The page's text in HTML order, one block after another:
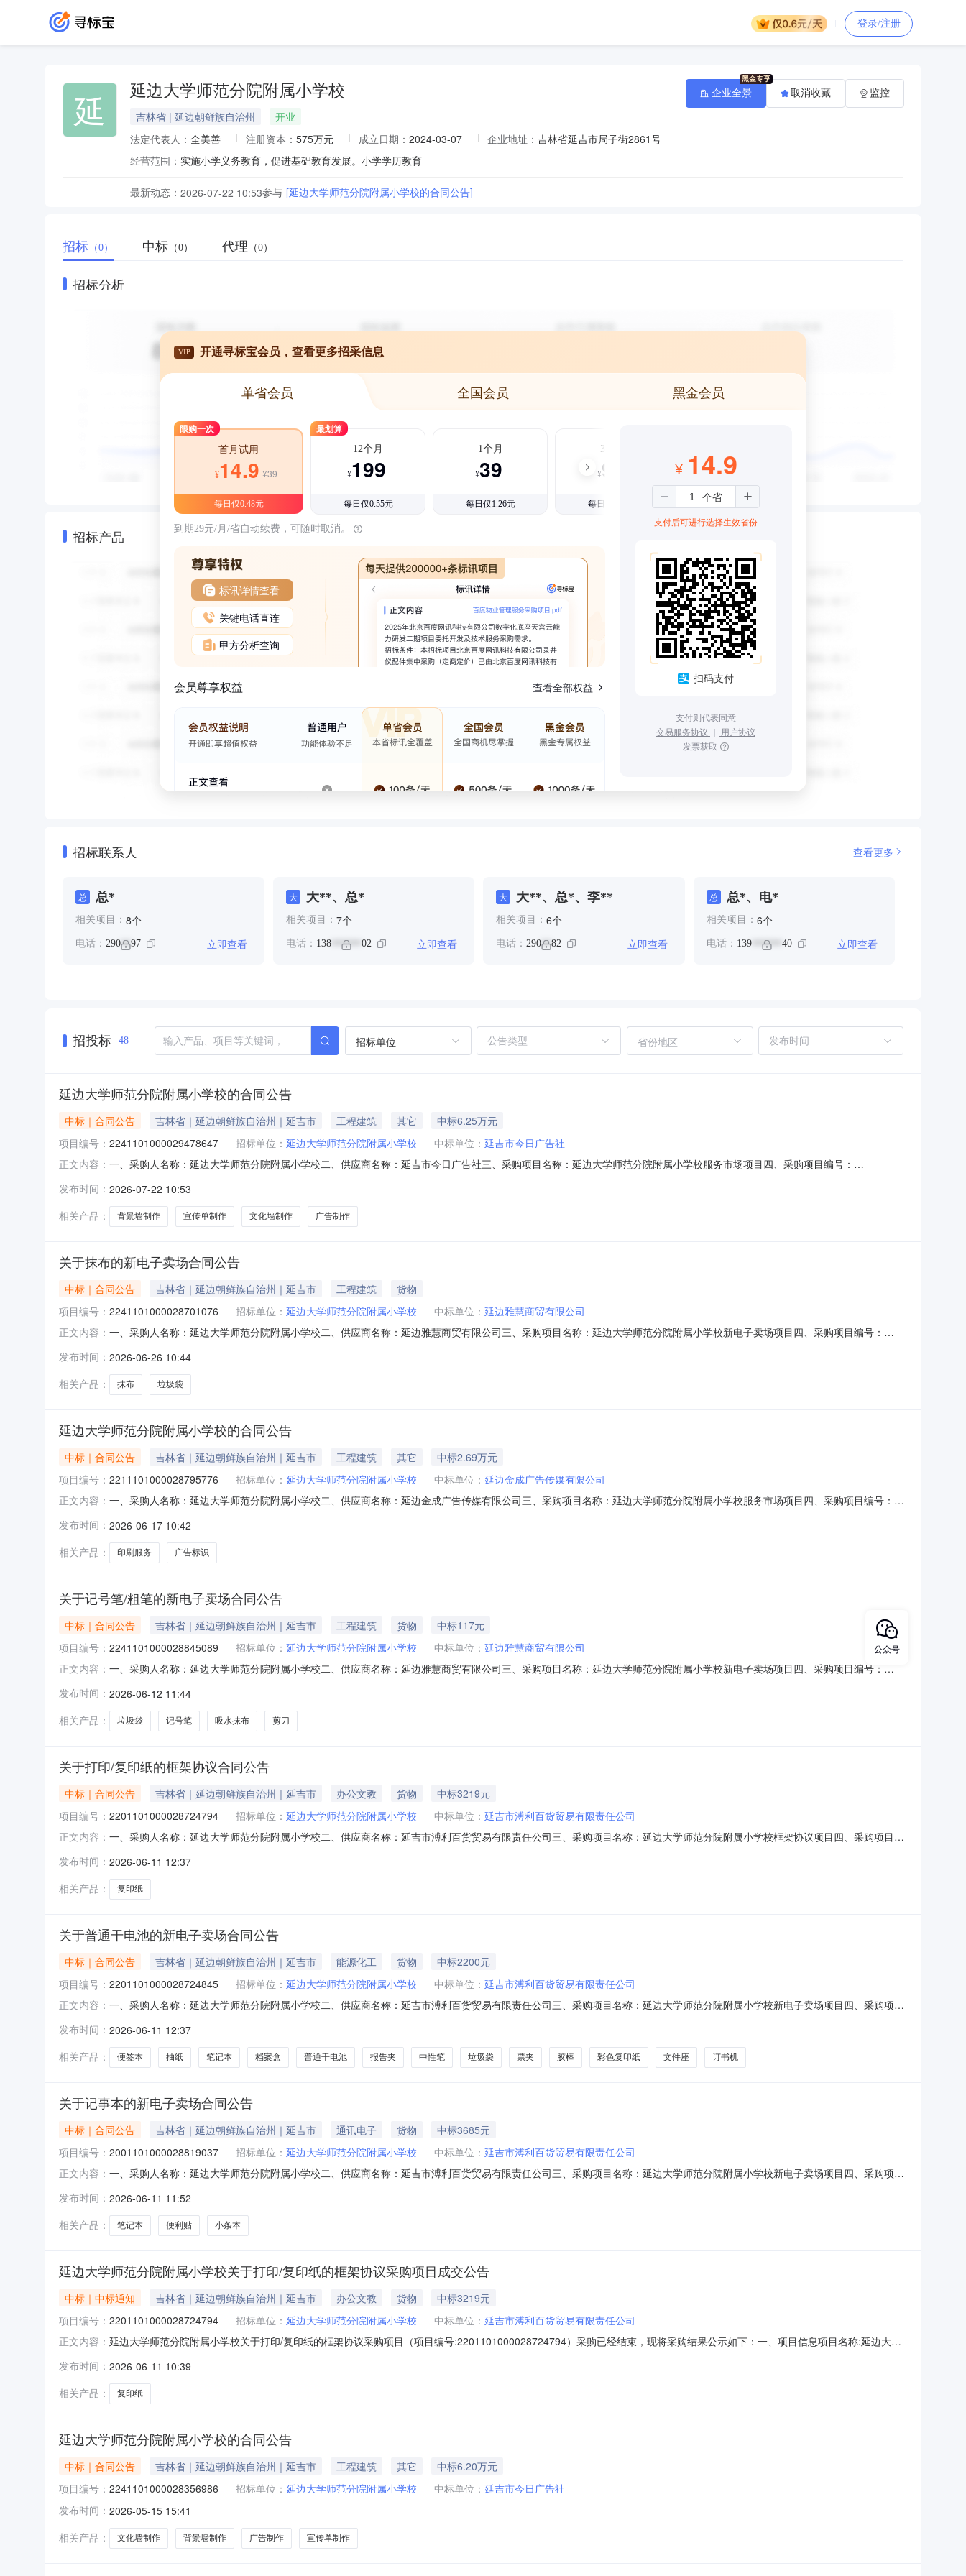
登录/注册
延 延边大学师范分院附属小学校
吉林省 | 延边朝鲜族自治州
开业
法定代表人： 全美善 注册资本： 575万元 成立日期： 2024-03-07 企业地址： 吉林省延吉市局子街2861号
经营范围： 实施小学义务教育，促进基础教育发展。小学学历教育
最新动态： 2026-07-22 10:53参与 [延边大学师范分院附属小学校的合同公告]
企业全景 取消收藏 监控
招标 （0） 中标 （0） 代理 （0）
招标分析
招标产品
VIP 开通寻标宝会员，查看更多招采信息
单省会员 全国会员 黑金会员
限购一次
首月试用
¥14.9 ¥39
每日仅0.48元
最划算
12个月
¥199
每日仅0.55元
1个月
¥39
每日仅1.26元
3个月
¥99
每日仅1.08元
到期29元/月/省自动续费，可随时取消。
标讯详情查看
关键电话直连
甲方分析查询
会员尊享权益 查看全部权益
¥ 14.9
支付后可进行选择生效省份
扫码支付
支付则代表同意
交易服务协议 ｜ 用户协议
发票获取
招标联系人 查看更多
总 总*
相关项目： 8个
电话： 290**97 立即查看
大 大**、总*
相关项目： 7个
电话： 138****** 02 立即查看
大 大**、总*、李**
相关项目： 6个
电话： 290**82 立即查看
总 总*、电*
相关项目： 6个
电话： 139****** 40 立即查看
招投标 48 招标单位 省份地区
延边大学师范分院附属小学校的合同公告
中标｜合同公告 吉林省｜延边朝鲜族自治州｜延吉市 工程建筑 其它
中标6.25万元
项目编号： 2241101000029478647 招标单位： 延边大学师范分院附属小学校 中标单位： 延吉市今日广告社
正文内容： 一、采购人名称：延边大学师范分院附属小学校二、供应商名称：延吉市今日广告社三、采购项目名称：延边大学师范分院附属小学校服务市场项目四、采购项目编号：
制作、背景墙制作、宣传单、广告制作服务等详见附件面议1.006250462504服务要求或标的基本概况：七、其它事项：详见附件中的合同文件八、联系方式1、采购人名称：延边大
学师
发布时间： 2026-07-22 10:53
相关产品：
背景墙制作 宣传单制作 文化墙制作 广告制作
关于抹布的新电子卖场合同公告
中标｜合同公告 吉林省｜延边朝鲜族自治州｜延吉市 工程建筑
货物
项目编号： 2241101000028701076 招标单位： 延边大学师范分院附属小学校 中标单位： 延边雅慧商贸有限公司
正文内容： 一、采购人名称：延边大学师范分院附属小学校二、供应商名称：延边雅慧商贸有限公司三、采购项目名称：延边大学师范分院附属小学校新电子卖场项目四、采购项目编号：
雅HC052871抹布美丽雅/MARYYAHC052871包16.0081283妙洁抽绳束口垃圾袋垃圾袋妙洁/magic抽绳束口垃圾袋件3.001236
发布时间： 2026-06-26 10:44
相关产品：
抹布 垃圾袋
延边大学师范分院附属小学校的合同公告
中标｜合同公告 吉林省｜延边朝鲜族自治州｜延吉市 工程建筑 其它
中标2.69万元
项目编号： 2211101000028795776 招标单位： 延边大学师范分院附属小学校 中标单位： 延边金成广告传媒有限公司
正文内容： 一、采购人名称：延边大学师范分院附属小学校二、供应商名称：延边金成广告传媒有限公司三、采购项目名称：延边大学师范分院附属小学校服务市场项目四、采购项目编号：
服务要求或标的基本概况：七、其它事项：详见附件中的合同文件八、联系方式1、采购人名称：延边大学师范分院附属小学校联系人：大队部联系电话：138443870
发布时间： 2026-06-17 10:42
相关产品：
印刷服务 广告标识
关于记号笔/粗笔的新电子卖场合同公告
中标｜合同公告 吉林省｜延边朝鲜族自治州｜延吉市 工程建筑 货物
中标117元
项目编号： 2241101000028845089 招标单位： 延边大学师范分院附属小学校 中标单位： 延边雅慧商贸有限公司
正文内容： 一、采购人名称：延边大学师范分院附属小学校二、供应商名称：延边雅慧商贸有限公司三、采购项目名称：延边大学师范分院附属小学校新电子卖场项目四、采购项目编号：
得力6027剪刀得力/deli6027把3.009273妙洁抽绳束口垃圾袋垃圾袋妙洁/magic抽绳束口垃圾袋件4.0012484得力LQ392得力
发布时间： 2026-06-12 11:44
相关产品：
垃圾袋 记号笔 吸水抹布 剪刀
关于打印/复印纸的框架协议合同公告
中标｜合同公告 吉林省｜延边朝鲜族自治州｜延吉市 办公文教 货物
中标3219元
项目编号： 2201101000028724794 招标单位： 延边大学师范分院附属小学校 中标单位： 延吉市溥利百货贸易有限责任公司
正文内容： 一、采购人名称：延边大学师范分院附属小学校二、供应商名称：延吉市溥利百货贸易有限责任公司三、采购项目名称：延边大学师范分院附属小学校框架协议项目四、采购项目编
37.00873219服务要求或标的基本概况：七、其它事项：无八、联系方式1、采购人名称：延边大学师范分院附属小学校联系人：大队部联系电话：18004
发布时间： 2026-06-11 12:37
相关产品：
复印纸
关于普通干电池的新电子卖场合同公告
中标｜合同公告 吉林省｜延边朝鲜族自治州｜延吉市 能源化工 货物
中标2200元
项目编号： 2201101000028724845 招标单位： 延边大学师范分院附属小学校 中标单位： 延吉市溥利百货贸易有限责任公司
正文内容： 一、采购人名称：延边大学师范分院附属小学校二、供应商名称：延吉市溥利百货贸易有限责任公司三、采购项目名称：延边大学师范分院附属小学校新电子卖场项目四、采购项目
孚/NANFU聚环能7号碱性电池件3.00401202南孚聚环能7号碱性电池普通干电池南孚/NANFU聚环能7号碱性电池件6.005303易利丰70gA4彩色复印纸/彩
发布时间： 2026-06-11 12:37
相关产品：
便签本 抽纸 笔记本 档案盒 普通干电池 报告夹 中性笔 垃圾袋 票夹 胶棒 彩色复印纸 文件座 订书机
关于记事本的新电子卖场合同公告
中标｜合同公告 吉林省｜延边朝鲜族自治州｜延吉市 通讯电子 货物
中标3685元
项目编号： 2001101000028819037 招标单位： 延边大学师范分院附属小学校 中标单位： 延吉市溥利百货贸易有限责任公司
正文内容： 一、采购人名称：延边大学师范分院附属小学校二、供应商名称：延吉市溥利百货贸易有限责任公司三、采购项目名称：延边大学师范分院附属小学校新电子卖场项目四、采购项目
550.0015502得力9082便利贴/记事贴/百事贴得力/deli9082包45.0031353得力7652笔记本/记事本得力/deli7652
发布时间： 2026-06-11 11:52
相关产品：
笔记本 便利贴 小条本
延边大学师范分院附属小学校关于打印/复印纸的框架协议采购项目成交公告
中标｜中标通知 吉林省｜延边朝鲜族自治州｜延吉市 办公文教 货物
中标3219元
项目编号： 2201101000028724794 招标单位： 延边大学师范分院附属小学校 中标单位： 延吉市溥利百货贸易有限责任公司
正文内容： 延边大学师范分院附属小学校关于打印/复印纸的框架协议采购项目（项目编号:2201101000028724794）采购已经结束，现将采购结果公示如下：一、项目信息项目名称:延边大学
（元）:项目所在行政区划编码:222401项目所在行政区划名称:吉林省延边朝鲜族自治州延吉市报价起止时间:-二、采购单位信息采购单位名称:延边大学师范分院附属
发布时间： 2026-06-11 10:39
相关产品：
复印纸
延边大学师范分院附属小学校的合同公告
中标｜合同公告 吉林省｜延边朝鲜族自治州｜延吉市 工程建筑 其它
中标6.20万元
项目编号： 2241101000028356986 招标单位： 延边大学师范分院附属小学校 中标单位： 延吉市今日广告社
发布时间： 2026-05-15 15:41
相关产品：
文化墙制作 背景墙制作 广告制作 宣传单制作
公众号